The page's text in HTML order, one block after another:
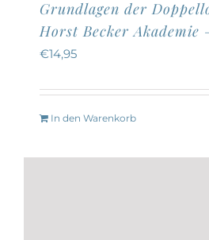
Grundlagen der
Horst Becker Akademie
€14,95
In den Warenkorb